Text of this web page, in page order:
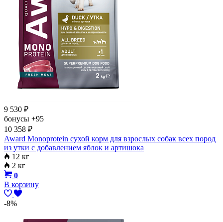
9 530 ₽
бонусы +95
10 358 ₽
Award Monoprotein сухой корм для взрослых собак всех пород
из утки с добавлением яблок и артишока
12 кг
2 кг
0
В корзину
-8%